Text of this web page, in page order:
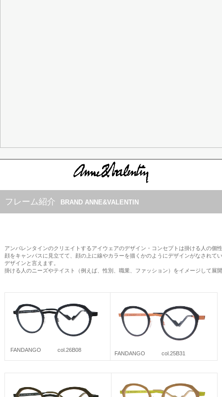
フレーム紹介 BRAND ANNE&VALENTIN
アンバレンタインのクリエイトするアイウェアのデザイン・コンセプトは掛ける人の個
顔をキャンバスに見立てて、顔の上に線やカラーを描くかのようにデザインがなされて
デザインと言えます。
掛ける人のニーズやテイスト（例えば、性別、職業、ファッション）をイメージして展
FANDANGO col.26B08
FANDANGO col.25B31